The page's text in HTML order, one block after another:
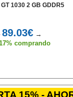
1030 2 GB GDDR5
89.03€ →
comprando
15% -